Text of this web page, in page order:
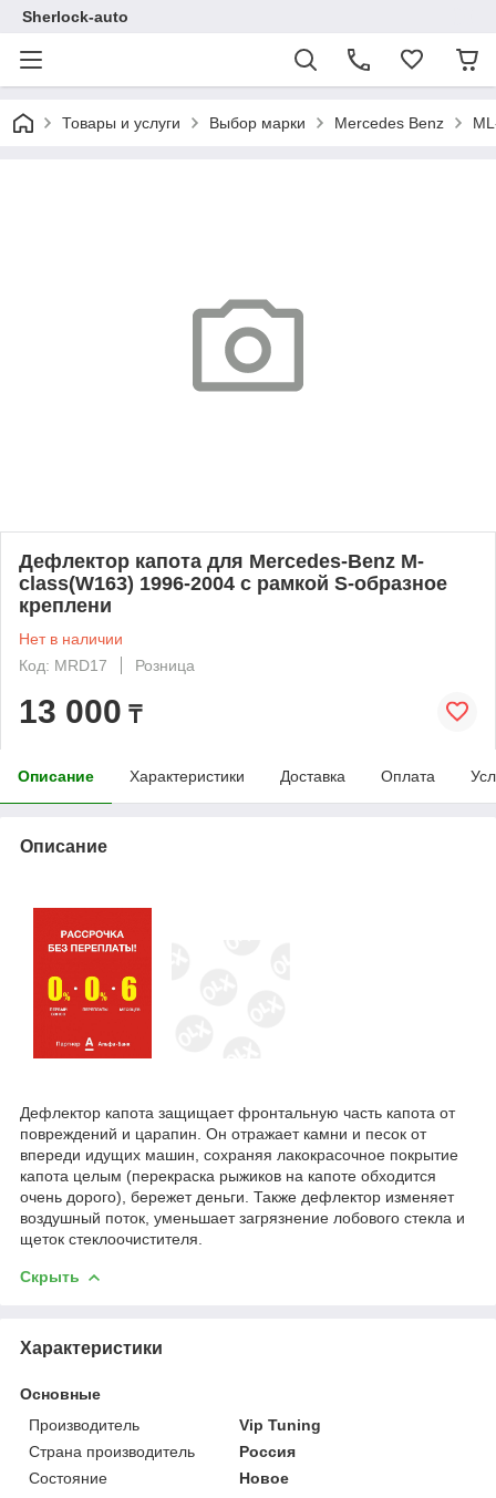
Sherlock-auto
Товары и услуги Выбор марки Mercedes Benz
Дефлектор капота для Mercedes-Benz M-
class(W163) 1996-2004 с рамкой S-образное
креплени
Нет в наличии
Код: MRD17
Розница
13 000 ₸
Описание Характеристики Доставка Оплата
Описание
Дефлектор капота защищает фронтальную часть капота от
повреждений и царапин. Он отражает камни и песок от
впереди идущих машин, сохраняя лакокрасочное покрытие
капота целым (перекраска рыжиков на капоте обходится
очень дорого), бережет деньги. Также дефлектор изменяет
воздушный поток, уменьшает загрязнение лобового стекла и
щеток стеклоочистителя.
Скрыть
Характеристики
Основные
Производитель
Vip Tuning
Страна производитель
Россия
Состояние
Новое